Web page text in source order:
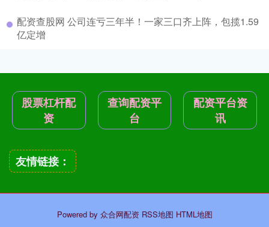
配资查股网 公司连亏三年半！一家三口齐上阵，包揽1.59
亿定增
股票杠杆配
资
查询配资平
台
配资平台资
讯
友情链接：
Powered by 众合网配资 RSS地图 HTML地图